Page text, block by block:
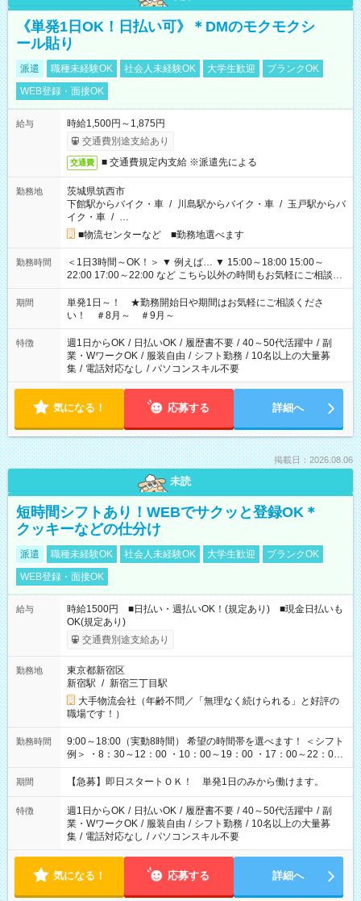
《単発1日OK！日払い可》＊DMのモクモクシ
ール貼り
派遣 職種未経験OK 社会人未経験OK 大学生歓迎
ブランクOK
WEB登録・面接OK
給与
時給1,500円～1,875円
交通費別途支給あり
交通費 ■ 交通費規定内支給 ※派遣先による
勤務地
茨城県筑西市
下館駅からバイク・車 / 川島駅からバイク・車 / 玉戸駅からバ
イク・車 / …
■物流センターなど ■勤務地選べます
勤務時間
＜1日3時間～OK！＞ ▼ 例えば… ▼ 15:00～18:00 15:00～
22:00 17:00～22:00 など こちら以外の時間もお気軽にご相談く
ださい！
期間
単発1日～！ ★勤務開始日や期間はお気軽にご相談くださ
い！ ＃8月～ ＃9月～
特徴 週1日からOK / 日払いOK / 履歴書不要 / 40～50代活躍中 / 副
業・WワークOK / 服装自由 / シフト勤務 / 10名以上の大量募
集 / 電話対応なし / パソコンスキル不要
気になる！ 応募する 詳細へ
掲載日：2026.08.06
未読
短時間シフトあり！WEBでサクッと登録OK＊
クッキーなどの仕分け
派遣 職種未経験OK 社会人未経験OK 大学生歓迎
ブランクOK
WEB登録・面接OK
給与
時給1500円 ■日払い・週払いOK！(規定あり) ■現金日払いも
OK(規定あり)
交通費別途支給あり
勤務地
東京都新宿区
新宿駅 / 新宿三丁目駅
大手物流会社（年齢不問／「無理なく続けられる」と好評の
職場です！）
勤務時間
9:00～18:00（実動8時間） 希望の時間帯を選べます！ ＜シフト
例＞ ・8：30～12：00 ・10：00～19：00 ・17：00～22：00
・13：00～22：00 ・22：00～翌6：00 など
期間 【急募】即日スタートＯＫ！ 単発1日のみから働けます。
特徴 週1日からOK / 日払いOK / 履歴書不要 / 40～50代活躍中 / 副
業・WワークOK / 服装自由 / シフト勤務 / 10名以上の大量募
集 / 電話対応なし / パソコンスキル不要
気になる！ 応募する 詳細へ